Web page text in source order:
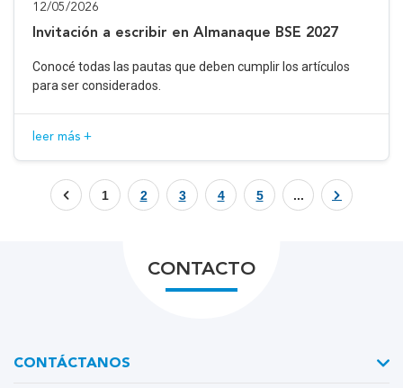
12/05/2026
Invitación a escribir en Almanaque BSE 2027
Conocé todas las pautas que deben cumplir los artículos
para ser considerados.
leer más +
1 2 3 4 5 ...
CONTACTO
CONTÁCTANOS